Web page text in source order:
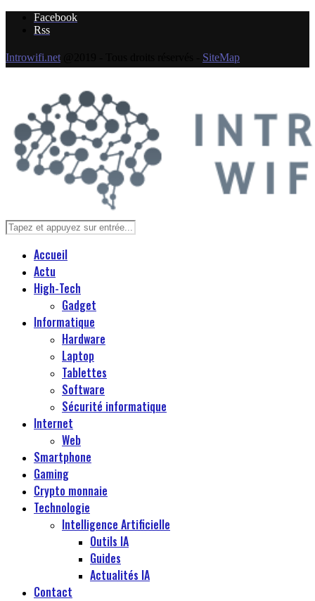
Facebook
Rss
Introwifi.net SiteMap
Accueil
Actu
High-Tech
Gadget
Informatique
Hardware
Laptop
Tablettes
Software
Sécurité informatique
Internet
Web
Smartphone
Gaming
Crypto monnaie
Technologie
Intelligence Artificielle
Outils IA
Guides
Actualités IA
Contact